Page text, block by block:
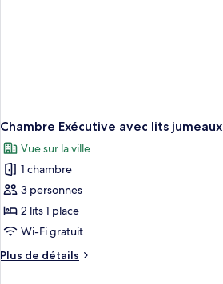
Chambre Exécutive avec lits jumeaux
Vue sur la ville
1 chambre
3 personnes
2 lits 1 place
Wi-Fi gratuit
Plus de détails
Plus